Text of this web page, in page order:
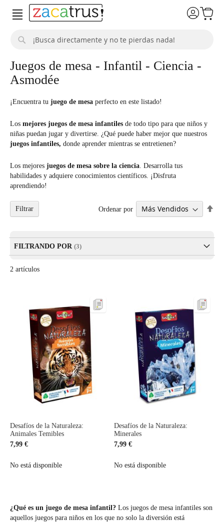
Juegos de mesa - Infantil - Ciencia -
Asmodée
¡Encuentra tu juego de mesa perfecto en este listado!
Los mejores juegos de mesa infantiles de todo tipo para que niños y
niñas puedan jugar y divertirse. ¿Qué puede haber mejor que nuestros
juegos infantiles, donde aprender mientras se entretienen?
Los mejores juegos de mesa sobre la ciencia. Desarrolla tus
habilidades y adquiere conocimientos científicos. ¡Disfruta
aprendiendo!
2 artículos
Ordenar por
Desafíos de la Naturaleza:
Animales Temibles
7,99 €
No está disponible
Desafíos de la Naturaleza:
Minerales
7,99 €
No está disponible
¿Qué es un juego de mesa infantil? Los juegos de mesa infantiles son
aquellos juegos para niños en los que no solo la diversión está
Filtrar
FILTRANDO POR